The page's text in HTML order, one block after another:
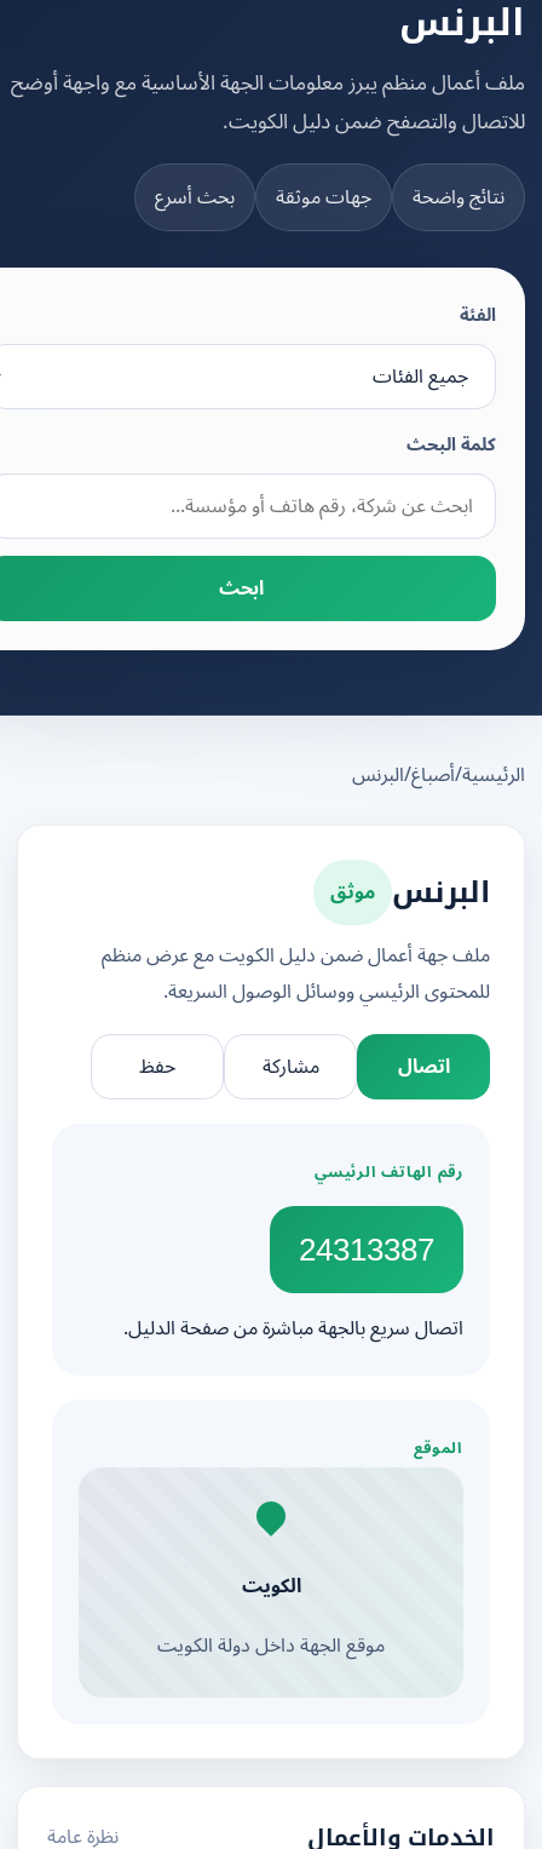
منظم يبرز معلومات الجهة الأساسية مع واجهة أوضح
والتصفح ضمن دليل الكويت.
واضحة جهات موثقة بحث أسرع
كلمة البحث
ابحث
/أصباغ/البرنس
البرنس موثق
ملف جهة أعمال ضمن دليل الكويت مع عرض منظم
للمحتوى الرئيسي ووسائل الوصول السريعة.
اتصال
مشاركة
رقم الهاتف الرئيسي
24313387
اتصال سريع بالجهة مباشرة من صفحة الدليل.
الموقع
الكويت
موقع الجهة داخل دولة الكويت
الخدمات والأعمال نظرة عامة